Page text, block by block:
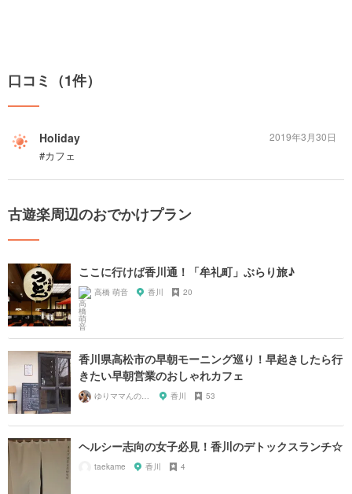
口コミ（1件）
Holiday
#カフェ
2019年3月30日
古遊楽周辺のおでかけプラン
ここに行けば香川通！「牟礼町」ぶらり旅♪
高橋 萌音 香川 20
香川県高松市の早朝モーニング巡り！早起きしたら行
きたい早朝営業のおしゃれカフェ
香川 53
ヘルシー志向の女子必見！香川のデトックスランチ☆
taekame 香川 4